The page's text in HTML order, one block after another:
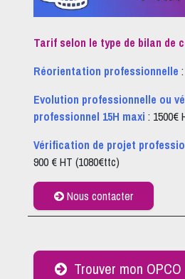
Tarif selon le type de bilan de
Réorientation professionnelle
Evolution professionnelle ou
professionnel 15H maxi : 1500€
Vérification de projet
900 € HT (1080€ttc)
Nous contacter
Trouver mon OPCO